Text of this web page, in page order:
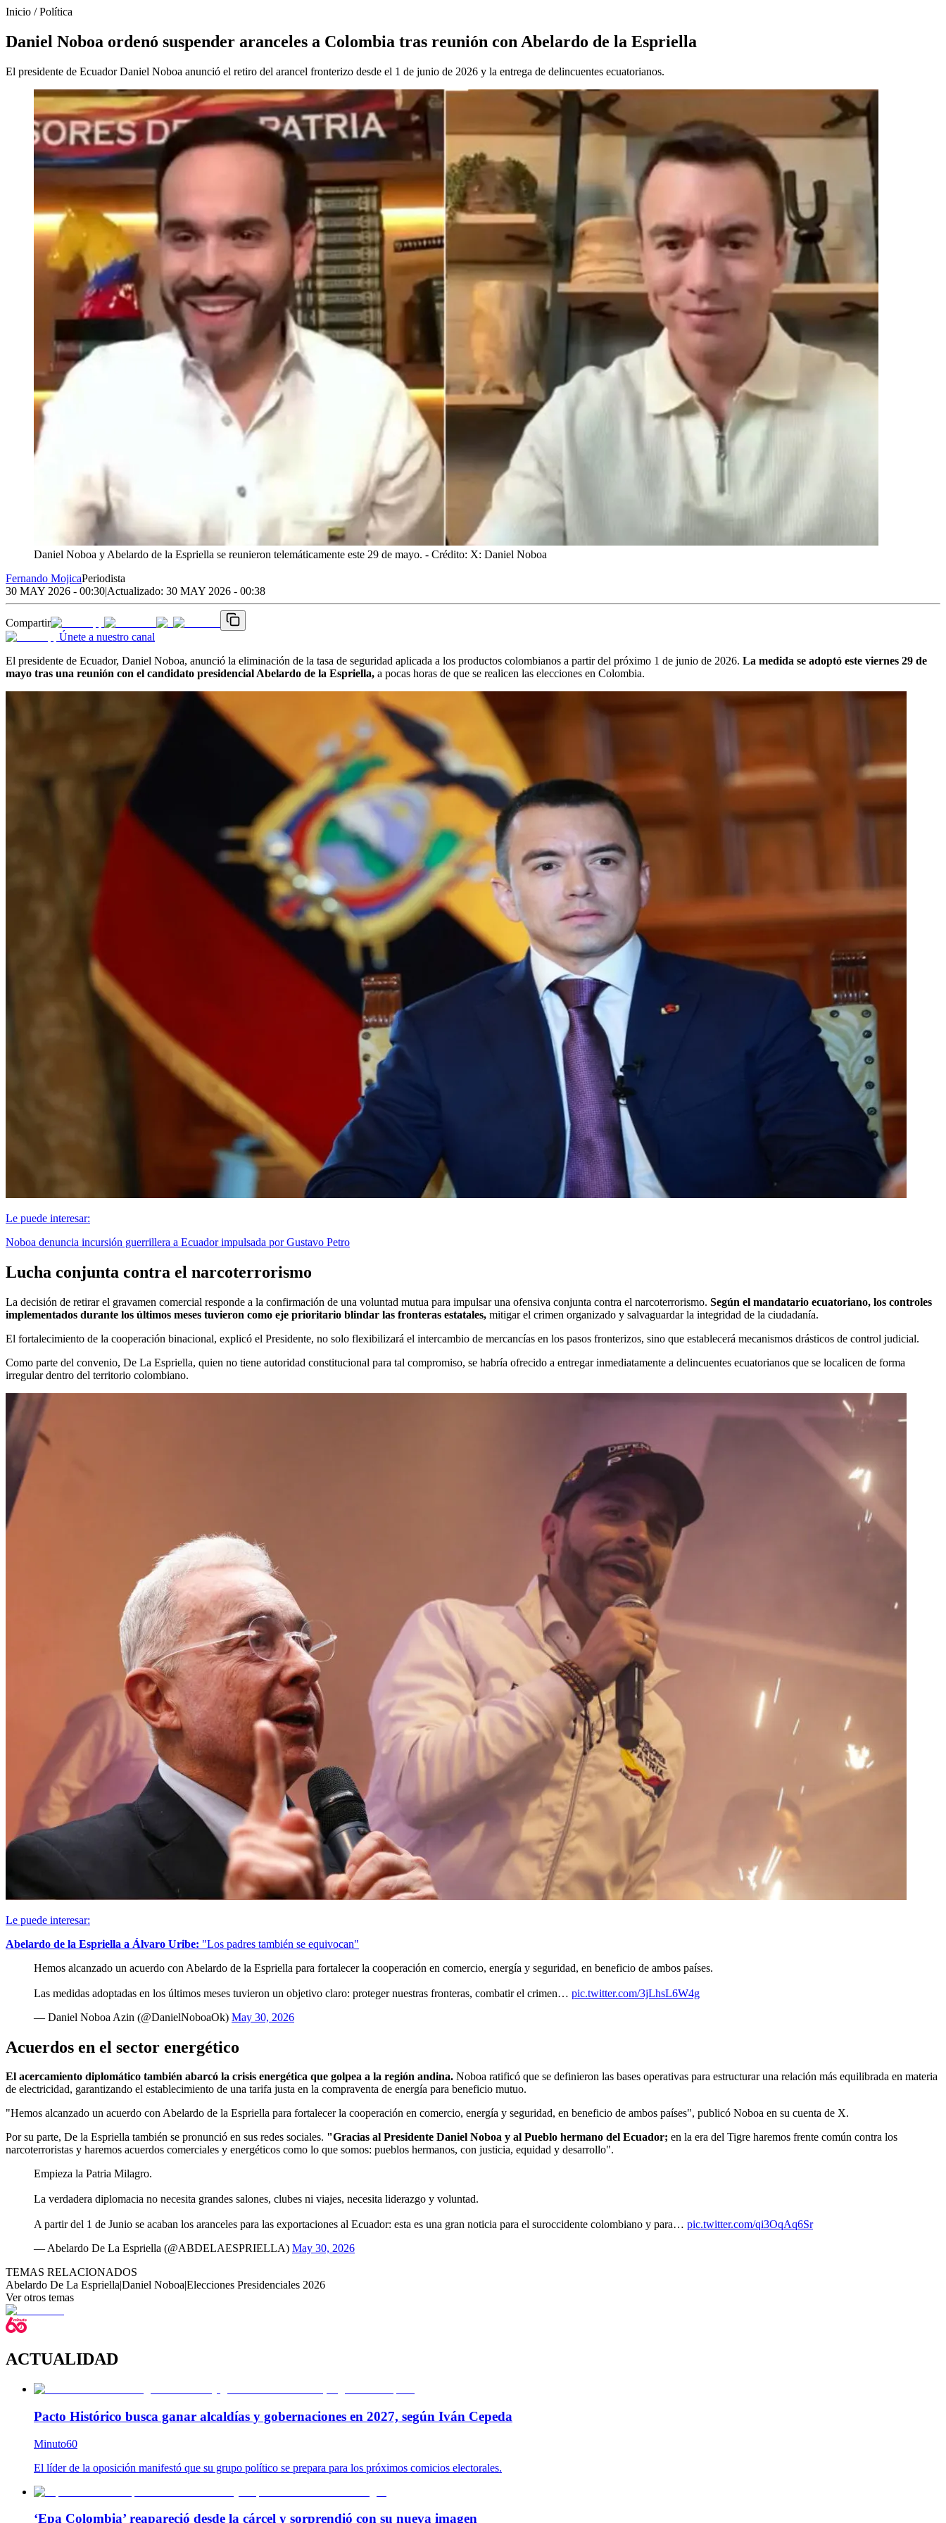
Inicio /Política
Daniel Noboa ordenó suspender aranceles a Colombia tras reunión con Abelardo de la Espriella
El presidente de Ecuador Daniel Noboa anunció el retiro del arancel fronterizo desde el 1 de junio de 2026 y la entrega de delincuentes ecuatorianos.
Daniel Noboa y Abelardo de la Espriella se reunieron telemáticamente este 29 de mayo. - Crédito: X: Daniel Noboa
Fernando MojicaPeriodista
30 MAY 2026 - 00:30|Actualizado: 30 MAY 2026 - 00:38
Compartir
Únete a nuestro canal
El presidente de Ecuador, Daniel Noboa, anunció la eliminación de la tasa de seguridad aplicada a los productos colombianos a partir del próximo 1 de junio de 2026. La medida se adoptó este viernes 29 de
mayo tras una reunión con el candidato presidencial Abelardo de la Espriella, a pocas horas de que se realicen las elecciones en Colombia.
Le puede interesar:
Noboa denuncia incursión guerrillera a Ecuador impulsada por Gustavo Petro
Lucha conjunta contra el narcoterrorismo
La decisión de retirar el gravamen comercial responde a la confirmación de una voluntad mutua para impulsar una ofensiva conjunta contra el narcoterrorismo. Según el mandatario ecuatoriano, los controles
implementados durante los últimos meses tuvieron como eje prioritario blindar las fronteras estatales, mitigar el crimen organizado y salvaguardar la integridad de la ciudadanía.
El fortalecimiento de la cooperación binacional, explicó el Presidente, no solo flexibilizará el intercambio de mercancías en los pasos fronterizos, sino que establecerá mecanismos drásticos de control judicial.
Como parte del convenio, De La Espriella, quien no tiene autoridad constitucional para tal compromiso, se habría ofrecido a entregar inmediatamente a delincuentes ecuatorianos que se localicen de forma
irregular dentro del territorio colombiano.
Le puede interesar:
Abelardo de la Espriella a Álvaro Uribe: "Los padres también se equivocan"
Hemos alcanzado un acuerdo con Abelardo de la Espriella para fortalecer la cooperación en comercio, energía y seguridad, en beneficio de ambos países.
Las medidas adoptadas en los últimos meses tuvieron un objetivo claro: proteger nuestras fronteras, combatir el crimen… pic.twitter.com/3jLhsL6W4g
— Daniel Noboa Azin (@DanielNoboaOk) May 30, 2026
Acuerdos en el sector energético
El acercamiento diplomático también abarcó la crisis energética que golpea a la región andina. Noboa ratificó que se definieron las bases operativas para estructurar una relación más equilibrada en materia
de electricidad, garantizando el establecimiento de una tarifa justa en la compraventa de energía para beneficio mutuo.
"Hemos alcanzado un acuerdo con Abelardo de la Espriella para fortalecer la cooperación en comercio, energía y seguridad, en beneficio de ambos países", publicó Noboa en su cuenta de X.
Por su parte, De la Espriella también se pronunció en sus redes sociales. "Gracias al Presidente Daniel Noboa y al Pueblo hermano del Ecuador; en la era del Tigre haremos frente común contra los
narcoterroristas y haremos acuerdos comerciales y energéticos como lo que somos: pueblos hermanos, con justicia, equidad y desarrollo".
Empieza la Patria Milagro.
La verdadera diplomacia no necesita grandes salones, clubes ni viajes, necesita liderazgo y voluntad.
A partir del 1 de Junio se acaban los aranceles para las exportaciones al Ecuador: esta es una gran noticia para el suroccidente colombiano y para… pic.twitter.com/qi3OqAq6Sr
— Abelardo De La Espriella (@ABDELAESPRIELLA) May 30, 2026
TEMAS RELACIONADOS
Abelardo De La Espriella|Daniel Noboa|Elecciones Presidenciales 2026
Ver otros temas
ACTUALIDAD
Pacto Histórico busca ganar alcaldías y gobernaciones en 2027, según Iván Cepeda
Minuto60
El líder de la oposición manifestó que su grupo político se prepara para los próximos comicios electorales.
‘Epa Colombia’ reapareció desde la cárcel y sorprendió con su nueva imagen